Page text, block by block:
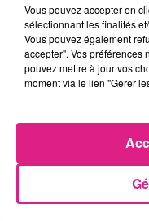
7 août 2026
Lorraine : une journée
6 août 2026
Metz : une distribution de
Officiel : Gauthier Hein
Officiel : le lac de Madine
Vous pouvez accepter en
sélectionnant les finalités
Vous pouvez également
accepter". Vos préférences
pouvez mettre à jour vos
moment via le lien "Gérer